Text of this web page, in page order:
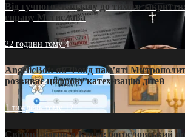
Від гучного скандалу до тихого
справу Мстислава
22 години тому4
AngelicBot: як Фонд пам’яті
розвиває цифрову катехизацію дітей
1 тиждень тому12
Світові лідери в Києві: богословський